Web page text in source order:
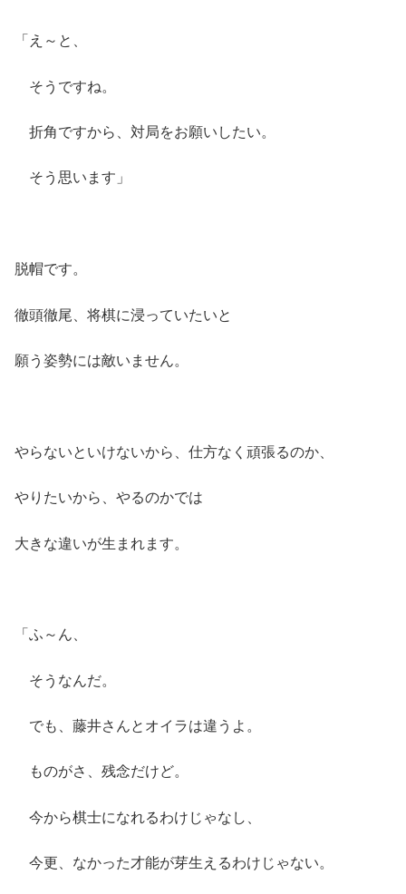
「え～と、
そうですね。
折角ですから、対局をお願いしたい。
そう思います」
脱帽です。
徹頭徹尾、将棋に浸っていたいと
願う姿勢には敵いません。
やらないといけないから、仕方なく頑張るのか、
やりたいから、やるのかでは
大きな違いが生まれます。
「ふ～ん、
そうなんだ。
でも、藤井さんとオイラは違うよ。
ものがさ、残念だけど。
今から棋士になれるわけじゃなし、
今更、なかった才能が芽生えるわけじゃない。